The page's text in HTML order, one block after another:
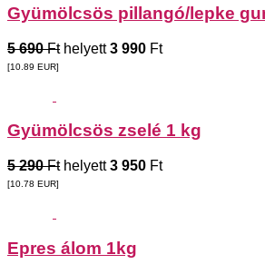
Gyümölcsös pillangó/lepke
5 690 Fthelyett3 990 Ft
[10.89 EUR]
Gyümölcsös zselé 1 kg
5 290 Fthelyett3 950 Ft
[10.78 EUR]
Epres álom 1kg